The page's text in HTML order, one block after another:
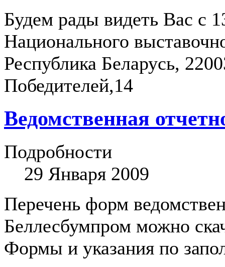
Будем рады видеть Вас с
Национального
Республика Беларусь,
Победителей,14
Ведомственная
Подробности
29 Января 2009
Перечень форм
Беллесбумпром можно
Формы и указания по